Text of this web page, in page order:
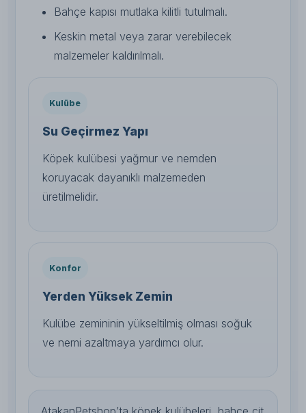
Bahçe kapısı mutlaka kilitli tutulmalı.
Keskin metal veya zarar verebilecek
malzemeler kaldırılmalı.
Kulübe
Su Geçirmez Yapı
Köpek kulübesi yağmur ve nemden
koruyacak dayanıklı malzemeden
üretilmelidir.
Konfor
Yerden Yüksek Zemin
Kulübe zemininin yükseltilmiş olması soğuk
ve nemi azaltmaya yardımcı olur.